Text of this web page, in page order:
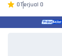
0Terjual 0